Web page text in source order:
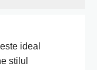
ideal
stilul